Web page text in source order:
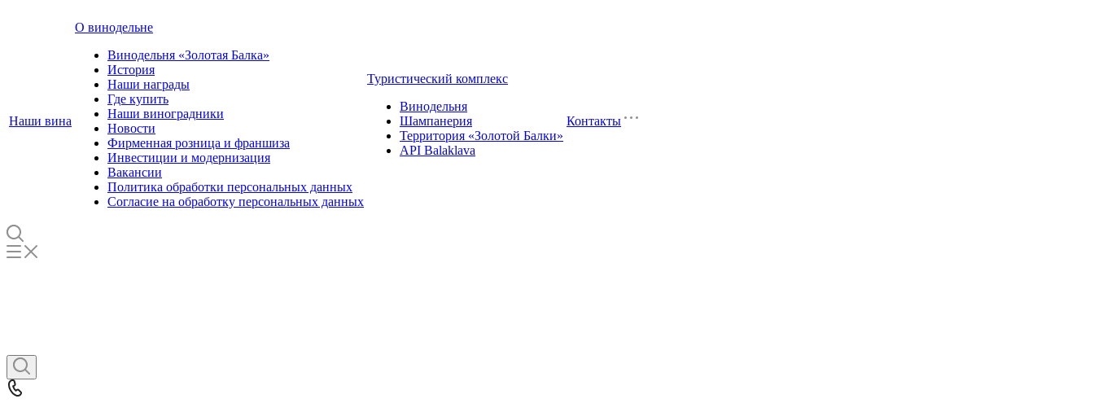
Наши вина
О винодельне
Винодельня «Золотая Балка»
История
Наши награды
Где купить
Наши виноградники
Новости
Фирменная розница и франшиза
Инвестиции и модернизация
Вакансии
Политика обработки персональных данных
Согласие на обработку персональных данных
Туристический комплекс
Винодельня
Шампанерия
Территория «Золотой Балки»
API Balaklava
Контакты